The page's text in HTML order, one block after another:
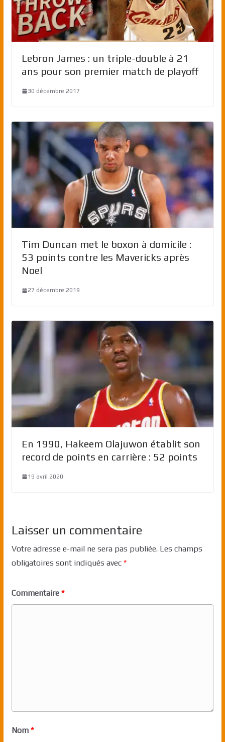
Lebron James : un triple-double à 21
ans pour son premier match de playoff
30 décembre 2017
Tim Duncan met le boxon à domicile :
53 points contre les Mavericks après
Noel
27 décembre 2019
En 1990, Hakeem Olajuwon établit son
record de points en carrière : 52 points
19 avril 2020
Laisser un commentaire
Votre adresse e-mail ne sera pas publiée. Les champs
obligatoires sont indiqués avec *
Commentaire *
Nom *